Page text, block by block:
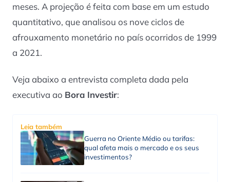
meses. A projeção é feita com base em um estudo
quantitativo, que analisou os nove ciclos de
afrouxamento monetário no país ocorridos de 1999
a 2021.
Veja abaixo a entrevista completa dada pela
executiva ao Bora Investir:
Leia também
Guerra no Oriente Médio ou tarifas:
qual afeta mais o mercado e os seus
investimentos?